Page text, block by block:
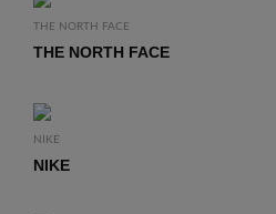
THE NORTH FACE
THE NORTH FACE
NIKE
NIKE